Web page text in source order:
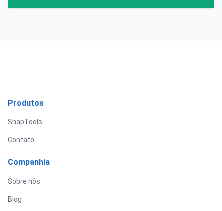
Produtos
SnapTools
Contato
Companhia
Sobre nós
Blog